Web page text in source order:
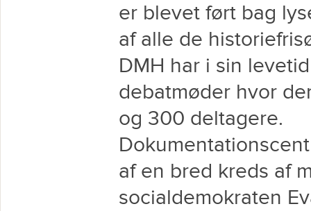
er blevet ført bag
af alle de
DMH har i sin
debatmøder hvor
og 300 deltagere.
af en bred kreds af
socialdemokraten